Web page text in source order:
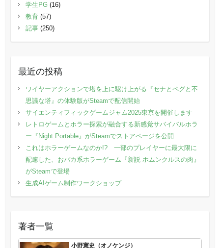
学生PG(16)
教育(57)
記事(250)
最近の投稿
ワイヤーアクションで塔を上に駆け上がる『セナとペグと不
思議な塔』の体験版がSteamで配信開始
サイエンティフィックゲームジャム2025東京を開催します
レトロゲームとホラー探索が融合する新感覚サバイバルホラ
ー『Night Portable』がSteamでストアページを公開
これはホラーゲームなのか!? 一部のプレイヤーに最大限に
配慮した、おバカ系ホラーゲーム『新説 ホムンクルスの肉』
がSteamで登場
生成AIゲーム制作ワークショップ
著者一覧
小野憲史（オノケンジ）